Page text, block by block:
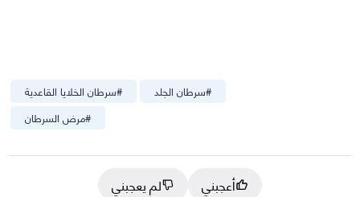
#سرطان الخلايا القاعدية #سرطان الجلد
#مرض السرطان
أعجبني
لم يعجبني